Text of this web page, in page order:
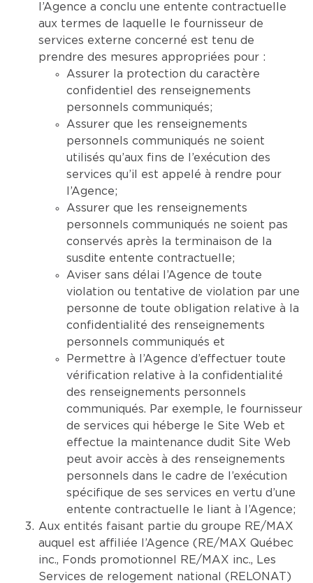
l’Agence a conclu une entente contractuelle
aux termes de laquelle le fournisseur de
services externe concerné est tenu de
prendre des mesures appropriées pour :
Assurer la protection du caractère
confidentiel des renseignements
personnels communiqués;
Assurer que les renseignements
personnels communiqués ne soient
utilisés qu’aux fins de l’exécution des
services qu’il est appelé à rendre pour
l’Agence;
Assurer que les renseignements
personnels communiqués ne soient pas
conservés après la terminaison de la
susdite entente contractuelle;
Aviser sans délai l’Agence de toute
violation ou tentative de violation par une
personne de toute obligation relative à la
confidentialité des renseignements
personnels communiqués et
Permettre à l’Agence d’effectuer toute
vérification relative à la confidentialité
des renseignements personnels
communiqués. Par exemple, le fournisseur
de services qui héberge le Site Web et
effectue la maintenance dudit Site Web
peut avoir accès à des renseignements
personnels dans le cadre de l’exécution
spécifique de ses services en vertu d’une
entente contractuelle le liant à l’Agence;
Aux entités faisant partie du groupe RE/MAX
auquel est affiliée l’Agence (RE/MAX Québec
inc., Fonds promotionnel RE/MAX inc., Les
Services de relogement national (RELONAT)